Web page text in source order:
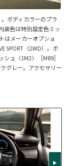
ボディカラーのプラ
装色は特別設定色ミッ
はメーカーオプショ
SPORT（2WD）。ボ
ュ〈1M2〉［M89］
グレー。アクセサリー